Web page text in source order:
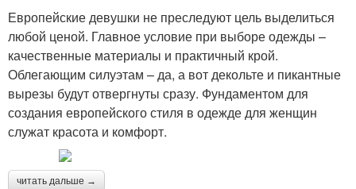
Европейские девушки не преследуют цель выделиться
любой ценой. Главное условие при выборе одежды –
качественные материалы и практичный крой.
Облегающим силуэтам – да, а вот декольте и пикантные
вырезы будут отвергнуты сразу. Фундаментом для
создания европейского стиля в одежде для женщин
служат красота и комфорт.
читать дальше →